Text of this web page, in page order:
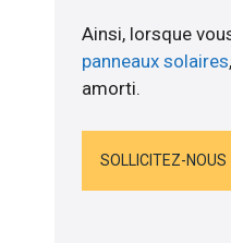
Ainsi, lorsque
panneaux solaires
amorti.
SOLLICITEZ-NOUS